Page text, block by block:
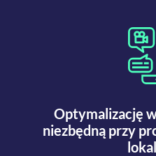
Optymalizację
niezbędną przy